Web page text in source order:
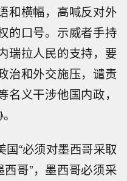
和横幅，高喊反对外
的口号。示威者手持
瑞拉人民的支持，要
治和外交施压，谴责
名义干涉他国内政，
国“必须对墨西哥采取
西哥”，墨西哥必须采